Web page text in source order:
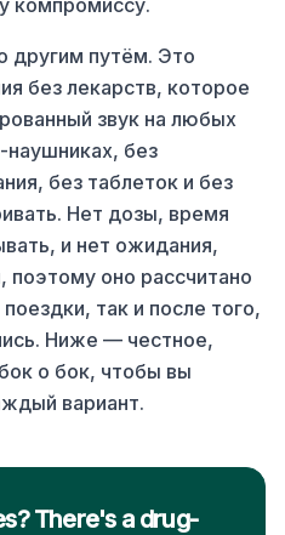
компромиссу.
другим путём. Это
без лекарств, которое
звук на любых
без
без таблеток и без
Нет дозы, время
и нет ожидания,
поэтому оно рассчитано
так и после того,
Ниже — честное,
о бок, чтобы вы
вариант.
There's a drug-